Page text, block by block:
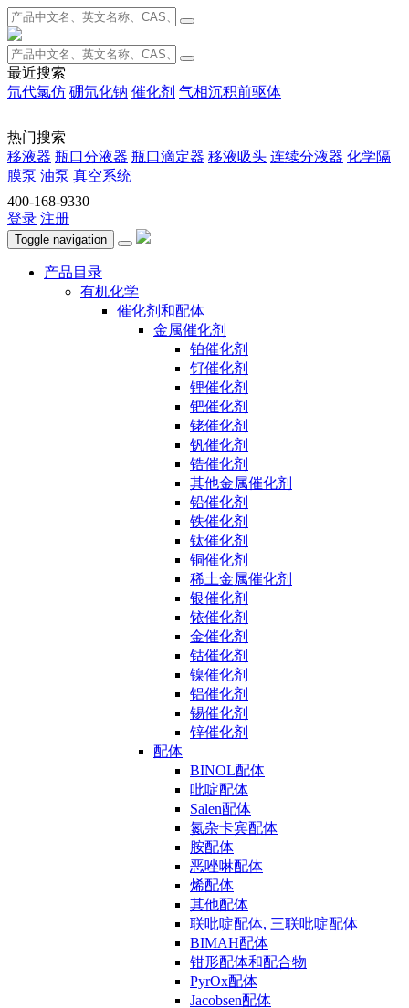
最近搜索
氘代氯仿 硼氘化钠 催化剂 气相沉积前驱体
热门搜索
移液器 瓶口分液器 瓶口滴定器 移液吸头 连续分液器 化学隔
膜泵 油泵 真空系统
400-168-9330
登录 注册
Toggle navigation
产品目录
有机化学
催化剂和配体
金属催化剂
铂催化剂
钌催化剂
锂催化剂
钯催化剂
铑催化剂
钒催化剂
锆催化剂
其他金属催化剂
铅催化剂
铁催化剂
钛催化剂
铜催化剂
稀土金属催化剂
银催化剂
铱催化剂
金催化剂
钴催化剂
镍催化剂
铝催化剂
锡催化剂
锌催化剂
配体
BINOL配体
吡啶配体
Salen配体
氮杂卡宾配体
胺配体
恶唑啉配体
烯配体
其他配体
联吡啶配体, 三联吡啶配体
BIMAH配体
钳形配体和配合物
PyrOx配体
Jacobsen配体